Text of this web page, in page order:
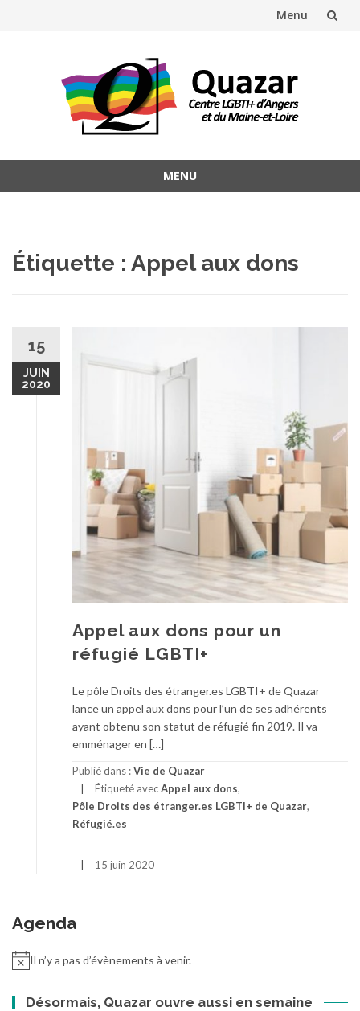
Menu
MENU
Étiquette : Appel aux dons
15
JUIN
2020
Appel aux dons pour un
réfugié LGBTI+
Le pôle Droits des étranger.es LGBTI+ de Quazar
lance un appel aux dons pour l’un de ses adhérents
ayant obtenu son statut de réfugié fin 2019. Il va
emménager en […]
Publié dans :Vie de Quazar
Étiqueté avecAppel aux dons,
Pôle Droits des étranger.es LGBTI+ de Quazar,
Réfugié.es
15 juin 2020
Agenda
Il n’y a pas d’évènements à venir.
Désormais, Quazar ouvre aussi en semaine